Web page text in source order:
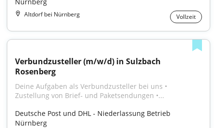
Altdorf bei Nürnberg Vollzeit
Verbundzusteller (m/w/d) in Sulzbach
Rosenberg
Deine Aufgaben als Verbundzusteller bei uns •
Zustellung von Brief- und Paketsendungen •...
Deutsche Post und DHL - Niederlassung Betrieb
Nürnberg